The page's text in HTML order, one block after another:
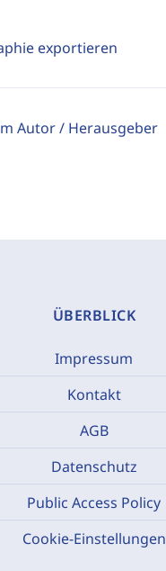
exportieren
Autor / Herausgeber
ÜBERBLICK
Impressum
Kontakt
AGB
Datenschutz
Public Access Policy
Cookie-Einstellungen